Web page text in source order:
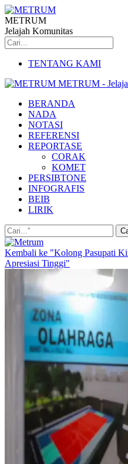
METRUM
Jelajah Komunitas
TENTANG KAMI
METRUM -
BERANDA
NADA
NOTASI
REFERENSI
REPORTASE
CORAK
KOMET
PERSIBTONE
INFOGRAFIS
BEIB
LIRIK
Kembali ke "Kolong Pasupati
Apresiasi Tinggi"